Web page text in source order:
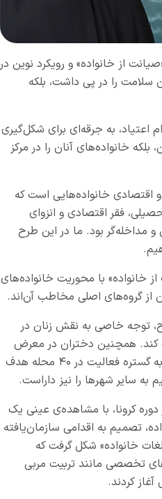
از خانواده» و رویکرد نوین در
سلامت را در پی داشت، بلکه
اعتیاد، به جرقه‌ای برای شکل‌گیری
خانواده‌های آنان را در مرکز
و اقتصادی خانواده‌هایی است که
فقر اقتصادی و انزوای
مداخله‌گر بود. ما در این طرح
خانواده» با محوریت خانواده‌های
از گروه‌های اصلی مخاطب آن‌اند.
توجه خاصی به نقش زنان در
کند. همچنین دختران در معرض
فرار یا بازگشت‌داده‌شده به خانواده‌ها نیز بخش مهمی از مخاطبان طرح‌اند که باتوجه به گستره فعالیت در ۴۰ محله هدف
سایر شهرها را نیز داراست.
کرونا، با مشاهده‌ی عینی یک
تصمیم به اقدامی سازمان‌یافته
خانواده» شکل گرفت که
تخصصی مانند تربیت مربی
کردند.